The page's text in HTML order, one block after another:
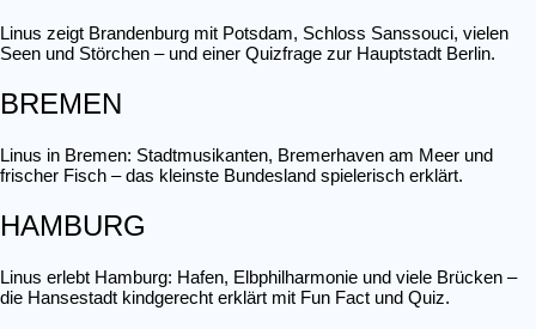
Linus zeigt Brandenburg mit Potsdam, Schloss Sanssouci, vielen
Seen und Störchen – und einer Quizfrage zur Hauptstadt Berlin.
BREMEN
Linus in Bremen: Stadtmusikanten, Bremerhaven am Meer und
frischer Fisch – das kleinste Bundesland spielerisch erklärt.
HAMBURG
Linus erlebt Hamburg: Hafen, Elbphilharmonie und viele Brücken –
die Hansestadt kindgerecht erklärt mit Fun Fact und Quiz.